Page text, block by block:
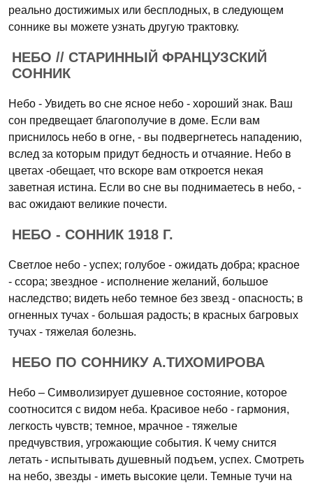
реально достижимых или бесплодных, в следующем
соннике вы можете узнать другую трактовку.
НЕБО // СТАРИННЫЙ ФРАНЦУЗСКИЙ
СОННИК
Небо - Увидеть во сне ясное небо - хороший знак. Ваш
сон предвещает благополучие в доме. Если вам
приснилось небо в огне, - вы подвергнетесь нападению,
вслед за которым придут бедность и отчаяние. Небо в
цветах -обещает, что вскоре вам откроется некая
заветная истина. Если во сне вы поднимаетесь в небо, -
вас ожидают великие почести.
НЕБО - СОННИК 1918 Г.
Светлое небо - успех; голубое - ожидать добра; красное
- ссора; звездное - исполнение желаний, большое
наследство; видеть небо темное без звезд - опасность; в
огненных тучах - большая радость; в красных багровых
тучах - тяжелая болезнь.
НЕБО ПО СОННИКУ А.ТИХОМИРОВА
Небо – Символизирует душевное состояние, которое
соотносится с видом неба. Красивое небо - гармония,
легкость чувств; темное, мрачное - тяжелые
предчувствия, угрожающие события. К чему снится
летать - испытывать душевный подъем, успех. Смотреть
на небо, звезды - иметь высокие цели. Темные тучи на